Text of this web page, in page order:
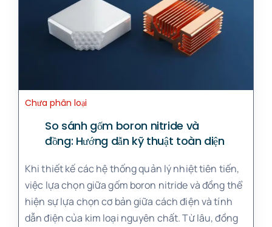
Chưa phân loại
So sánh gốm boron nitride và
đồng: Hướng dẫn kỹ thuật toàn diện
Khi thiết kế các hệ thống quản lý nhiệt tiên tiến,
việc lựa chọn giữa gốm boron nitride và đồng thể
hiện sự lựa chọn cơ bản giữa cách điện và tính
dẫn điện của kim loại nguyên chất. Từ lâu, đồng